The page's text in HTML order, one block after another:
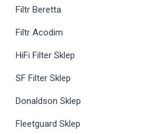
Filtr Beretta
Filtr Acodim
HiFi Filter Sklep
SF Filter Sklep
Donaldson Sklep
Fleetguard Sklep